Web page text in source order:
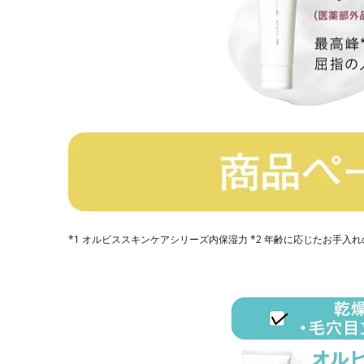
*1 オルビススキンケアシリーズ内保湿力 *2 年齢に応じたお手入れ